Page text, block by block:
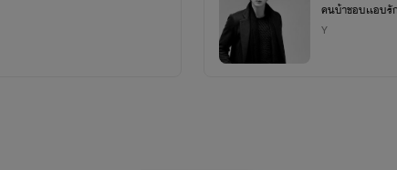
คนบ้าชอบเเอบรัก
Y